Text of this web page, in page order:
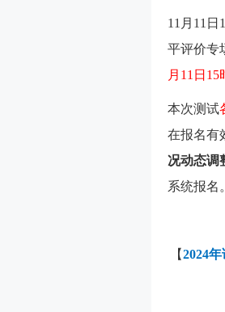
11月11
平评价专
月11日15
本次测试
在报名有
况动态调
系统报名。
【2024